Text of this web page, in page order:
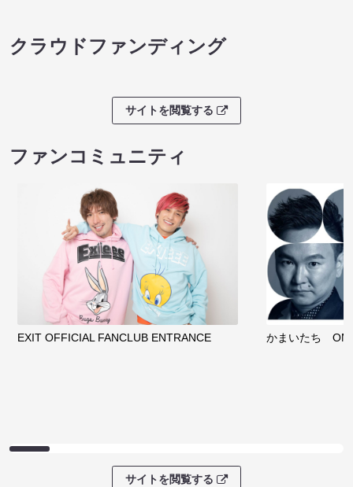
クラウドファンディング
サイトを閲覧する
ファンコミュニティ
EXIT OFFICIAL FANCLUB ENTRANCE かまいたち
サイトを閲覧する